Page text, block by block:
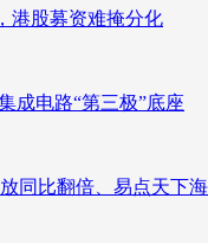
港股募资难掩分化
成电路“第三极”底座
同比翻倍、易点天下